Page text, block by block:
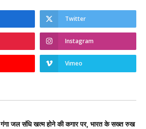
Twitter
Instagram
Vimeo
गंगा जल संधि खत्म होने की कगार पर, भारत के सख्त रुख